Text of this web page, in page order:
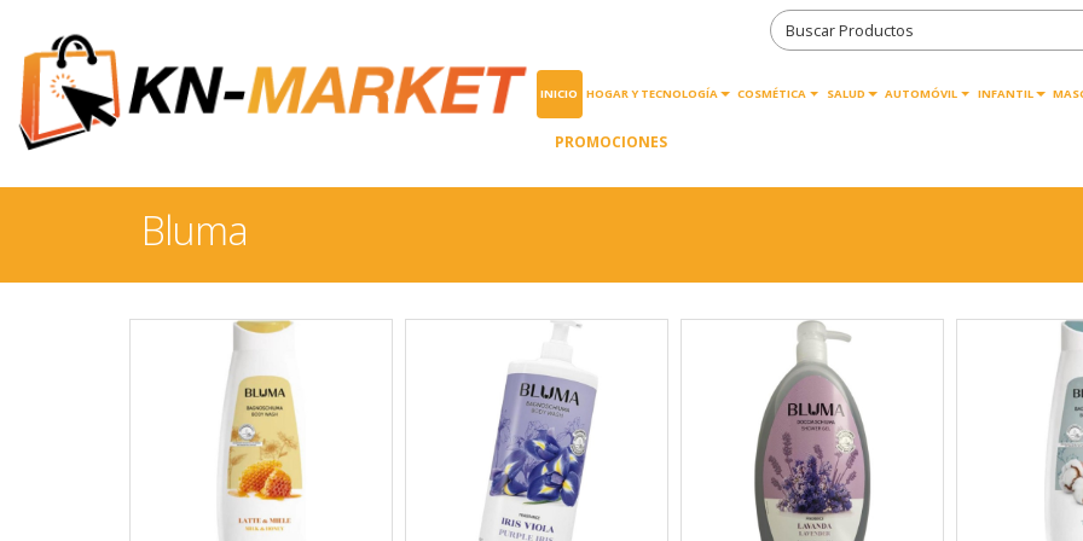
INICIO HOGAR Y TECNOLOGÍA COSMÉTICA SALUD AUTOMÓVIL INFANTIL
PROMOCIONES
Bluma